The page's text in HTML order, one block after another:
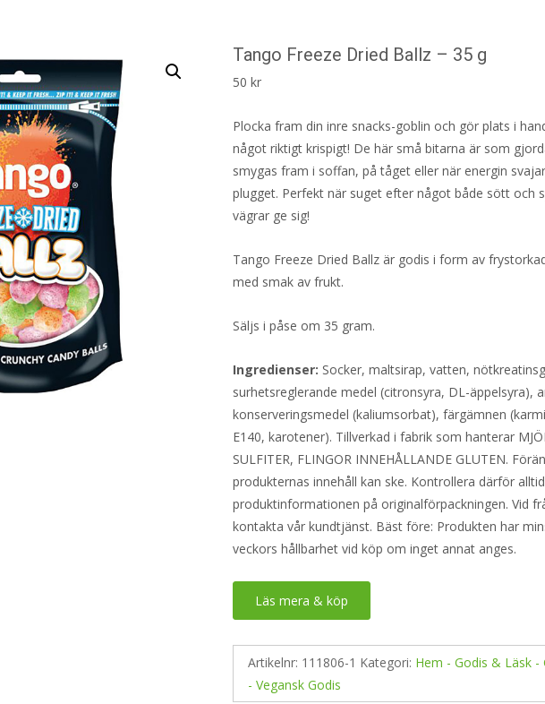
Tango Freeze Dried Ballz – 35 g
50kr
Plocka fram din inre snacks-goblin och gör plats i
något riktigt krispigt! De här små bitarna är som
smygas fram i soffan, på tåget eller när energin
plugget. Perfekt när suget efter något både sött och
vägrar ge sig!
Tango Freeze Dried Ballz är godis i form av
med smak av frukt.
Säljs i påse om 35 gram.
Ingredienser: Socker, maltsirap, vatten,
surhetsreglerande medel (citronsyra, DL-äppelsyra),
konserveringsmedel (kaliumsorbat), färgämnen
E140, karotener). Tillverkad i fabrik som hanterar
SULFITER, FLINGOR INNEHÅLLANDE GLUTEN.
produkternas innehåll kan ske. Kontrollera därför alltid
produktinformationen på originalförpackningen. Vid
kontakta vår kundtjänst. Bäst före: Produkten har
veckors hållbarhet vid köp om inget annat anges.
Läs mera & köp
Artikelnr: 111806-1 Kategori: Hem - Godis & Läsk -
- Vegansk Godis